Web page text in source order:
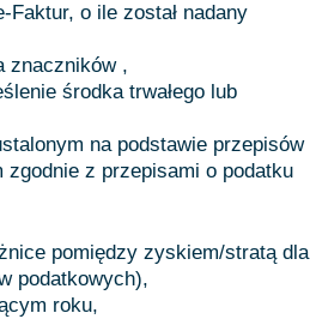
o ile został nadany
znaczników ,
środka trwałego lub
na podstawie przepisów
z przepisami o podatku
pomiędzy zyskiem/stratą dla
podatkowych),
roku,